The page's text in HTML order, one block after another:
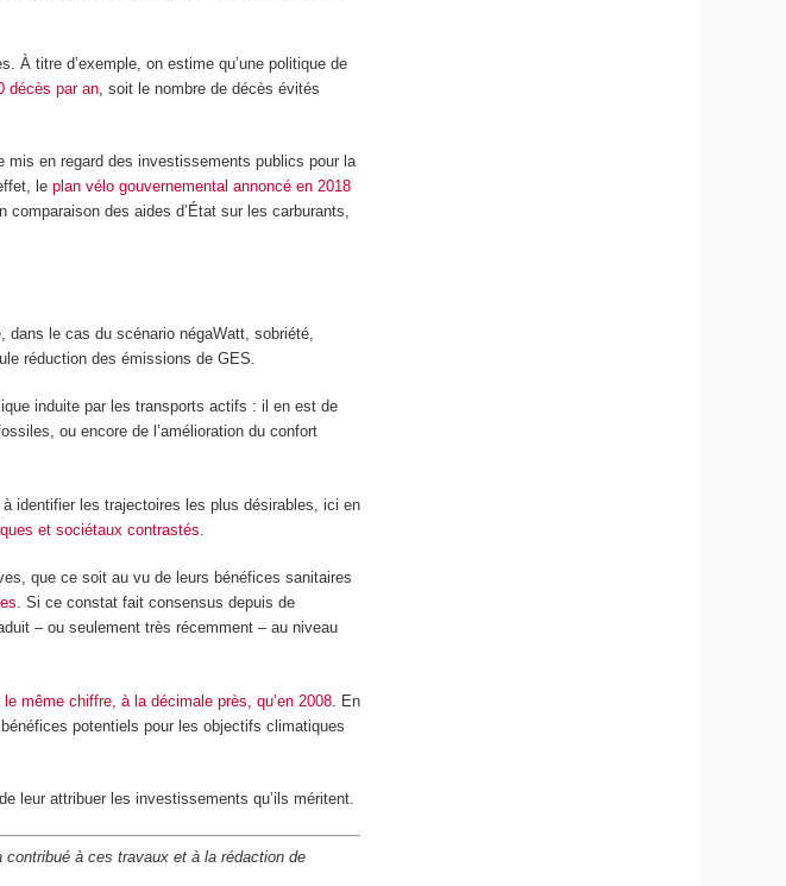
À titre d’exemple, on estime qu’une politique de
décès par an , soit le nombre de décès évités
mis en regard des investissements publics pour la
leplan vélo gouvernemental annoncé en 2018
comparaison des aides d’État sur les carburants,
dans le cas du scénario négaWatt, sobriété,
réduction des émissions de GES.
induite par les transports actifs : il en est de
ou encore de l’amélioration du confort
identifier les trajectoires les plus désirables, ici en
et sociétaux contrastés
que ce soit au vu de leurs bénéfices sanitaires
. Si ce constat fait consensus depuis de
– ou seulement très récemment – au niveau
même chiffre, à la décimale près, qu’en 2008 . En
potentiels pour les objectifs climatiques
leur attribuer les investissements qu’ils méritent.
à ces travaux et à la rédaction de